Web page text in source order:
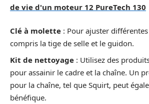
de vie d'un moteur 12 PureTech 130
Clé à molette : Pour ajuster
compris la tige de selle et le guidon.
Kit de nettoyage : Utilisez des
pour assainir le cadre et la chaîne. Un
pour la chaîne, tel que Squirt, peut
bénéfique.